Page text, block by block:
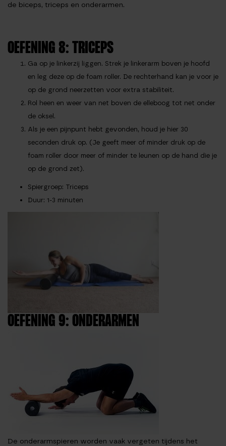
de biceps, triceps en onderarmen.
OEFENING 8: TRICEPS
Ga op je linkerzij liggen. Strek je linkerarm boven je hoofd
en leg deze op de foam roller. De rechterhand kan je voor je
op de grond neerzetten voor extra stabiliteit.
Rol heen en weer van net boven de elleboog tot net onder
de oksel.
Als je een pijnpunt hebt gevonden, houd je hier 30
seconden druk op. (Je geeft meer of minder druk op de
foam roller door meer of minder te leunen op de hand die je
op de grond zet).
Spiergroep: Triceps
Duur: 1-3 minuten
OEFENING 9: ONDERARMEN
De onderarmspieren worden vaak vergeten tijdens het